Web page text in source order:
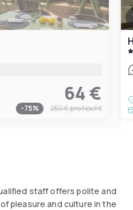
64 €
-75% 250 €pro Nacht
staff offers polite and
pleasure and culture in the